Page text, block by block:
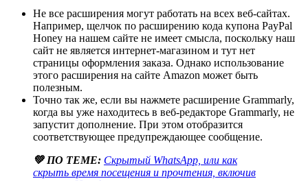
Не все расширения могут работать на всех веб-сайтах.
Например, щелчок по расширению кода купона PayPal
Honey на нашем сайте не имеет смысла, поскольку наш
сайт не является интернет-магазином и тут нет
страницы оформления заказа. Однако использование
этого расширения на сайте Amazon может быть
полезным.
Точно так же, если вы нажмете расширение Grammarly,
когда вы уже находитесь в веб-редакторе Grammarly, не
запустит дополнение. При этом отобразится
соответствующее предупреждающее сообщение.
💚 ПО ТЕМЕ: Скрытый WhatsApp, или как
скрыть время посещения и прочтения, включив